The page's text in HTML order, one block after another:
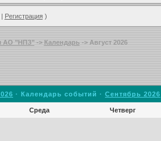
Регистрация)
АО "НПЗ"-> Календарь -> Август 2026
· Календарь событий · Сентябрь 2026
Среда Четверг